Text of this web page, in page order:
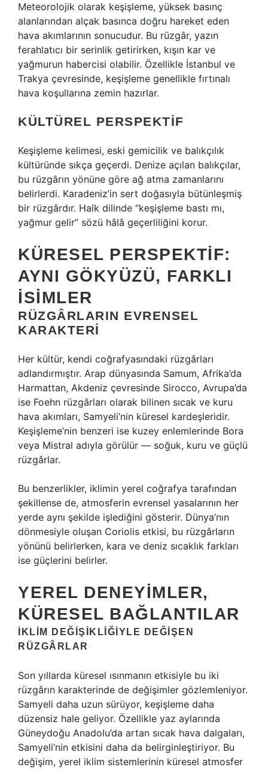
Meteorolojik olarak keşişleme, yüksek basınç
alanlarından alçak basınca doğru hareket eden
hava akımlarının sonucudur. Bu rüzgâr, yazın
ferahlatıcı bir serinlik getirirken, kışın kar ve
yağmurun habercisi olabilir. Özellikle İstanbul ve
Trakya çevresinde, keşişleme genellikle fırtınalı
hava koşullarına zemin hazırlar.
KÜLTÜREL PERSPEKTIF
Keşişleme kelimesi, eski gemicilik ve balıkçılık
kültüründe sıkça geçerdi. Denize açılan balıkçılar,
bu rüzgârın yönüne göre ağ atma zamanlarını
belirlerdi. Karadeniz’in sert doğasıyla bütünleşmiş
bir rüzgârdır. Halk dilinde “keşişleme bastı mı,
yağmur gelir” sözü hâlâ geçerliliğini korur.
KÜRESEL PERSPEKTIF:
AYNI GÖKYÜZÜ, FARKLI
İSIMLER
RÜZGÂRLARIN EVRENSEL
KARAKTERI
Her kültür, kendi coğrafyasındaki rüzgârları
adlandırmıştır. Arap dünyasında Samum, Afrika’da
Harmattan, Akdeniz çevresinde Sirocco, Avrupa’da
ise Foehn rüzgârları olarak bilinen sıcak ve kuru
hava akımları, Samyeli’nin küresel kardeşleridir.
Keşişleme’nin benzeri ise kuzey enlemlerinde Bora
veya Mistral adıyla görülür — soğuk, kuru ve güçlü
rüzgârlar.
Bu benzerlikler, iklimin yerel coğrafya tarafından
şekillense de, atmosferin evrensel yasalarının her
yerde aynı şekilde işlediğini gösterir. Dünya’nın
dönmesiyle oluşan Coriolis etkisi, bu rüzgârların
yönünü belirlerken, kara ve deniz sıcaklık farkları
ise güçlerini belirler.
YEREL DENEYIMLER,
KÜRESEL BAĞLANTILAR
İKLIM DEĞIŞIKLIĞIYLE DEĞIŞEN
RÜZGÂRLAR
Son yıllarda küresel ısınmanın etkisiyle bu iki
rüzgârın karakterinde de değişimler gözlemleniyor.
Samyeli daha uzun sürüyor, keşişleme daha
düzensiz hale geliyor. Özellikle yaz aylarında
Güneydoğu Anadolu’da artan sıcak hava dalgaları,
Samyeli’nin etkisini daha da belirginleştiriyor. Bu
değişim, yerel iklim sistemlerinin küresel atmosfer